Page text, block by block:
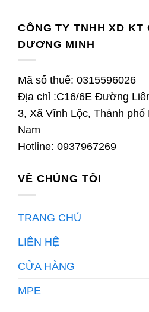
CÔNG TY TNHH XD KT
DƯƠNG MINH
Mã số thuế: 0315596026
Địa chỉ :C16/6E Đường
3, Xã Vĩnh Lộc, Thành phố
Nam
Hotline: 0937967269
VỀ CHÚNG TÔI
TRANG CHỦ
LIÊN HỆ
CỬA HÀNG
MPE